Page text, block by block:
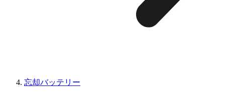
忘却バッテリー